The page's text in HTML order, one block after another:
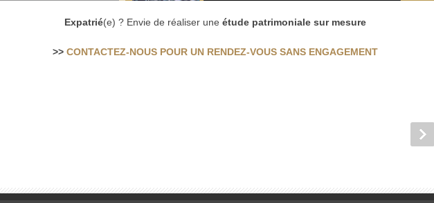
Expatrié(e) ? Envie de réaliser une étude patrimoniale sur mesure
>>CONTACTEZ-NOUS POUR UN RENDEZ-VOUS SANS ENGAGEMENT